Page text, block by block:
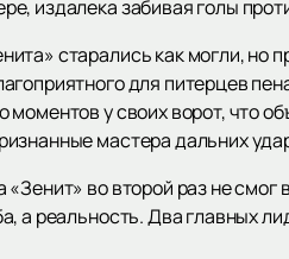
издалека забивая голы
старались как могли, но
для питерцев
моментов у своих ворот, что
мастера дальних
«Зенит» во второй раз не
а реальность. Два главных